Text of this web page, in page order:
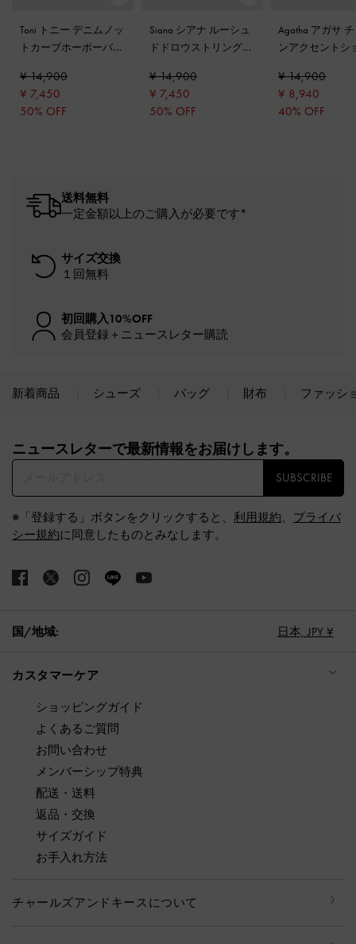
Toni トニー デニムノッ
トカーブホーボーバッ
¥ 14,900
¥ 7,450
50% OFF
Siana シアナ ルーシュ
ドドロウストリングト
¥ 14,900
¥ 7,450
50% OFF
Agatha アガサ
ンアクセントシ
¥ 14,900
¥ 8,940
40% OFF
送料無料
一定金額以上のご購入が必要です*
サイズ交換
１回無料
初回購入10%OFF
会員登録＋ニュースレター購読
新着商品 シューズ バッグ 財布 ファッシ
ニュースレターで最新情報をお届けします。​
SUBSCRIBE
※「登録する」ボタンをクリックすると、 利用規約、 プライバ
シー規約に同意したものとみなします。
国/地域: 日本, JPY ¥
カスタマーケア
ショッピングガイド
よくあるご質問
お問い合わせ
メンバーシップ特典
配送・送料
返品・交換
サイズガイド
お手入れ方法
チャールズアンドキースについて